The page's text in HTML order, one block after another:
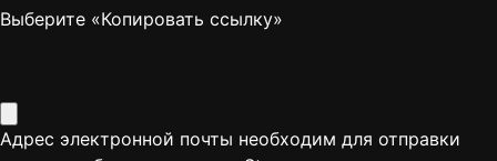
Выберите «Копировать ссылку»
Адрес электронной почты необходим для отправки